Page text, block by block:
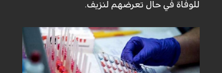
للوفاة في حال تعرضهم لنزيف.